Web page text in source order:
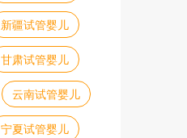
新疆试管婴儿
甘肃试管婴儿
云南试管婴儿
宁夏试管婴儿